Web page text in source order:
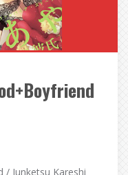
Junketsu Kareshi